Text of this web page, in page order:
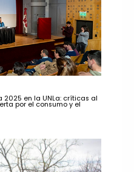
en la UNLa: críticas al
por el consumo y el